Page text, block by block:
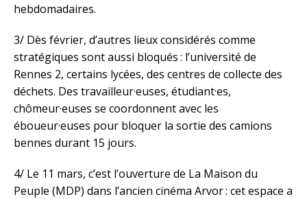
hebdomadaires.
3/ Dès février, d’autres lieux considérés comme
stratégiques sont aussi bloqués : l’université de
Rennes 2, certains lycées, des centres de collecte des
déchets. Des travailleur·euses, étudiant·es,
chômeur·euses se coordonnent avec les
éboueur·euses pour bloquer la sortie des camions
bennes durant 15 jours.
4/ Le 11 mars, c’est l’ouverture de La Maison du
Peuple (MDP) dans l’ancien cinéma Arvor : cet espace a